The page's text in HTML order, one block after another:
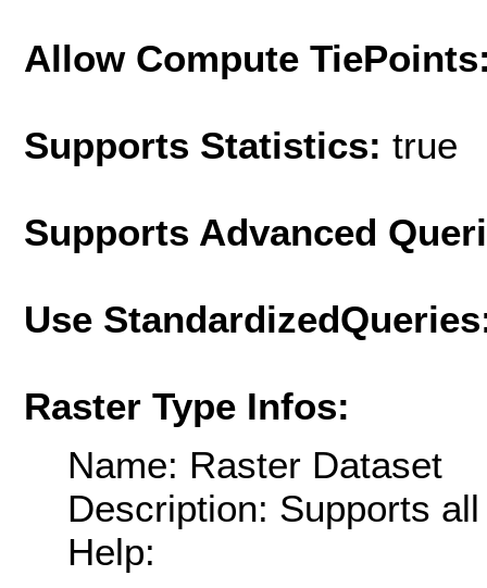
Allow Compute
Supports Statistics: true
Supports Advanced
Use
Raster Type Infos:
Name: Raster Dataset
Description: Supports
Help: